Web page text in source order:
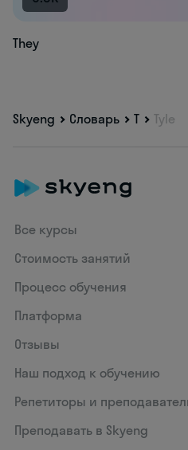
They
Skyeng Словарь T Tyle
Все курсы
Стоимость занятий
Процесс обучения
Платформа
Отзывы
Наш подход к обучению
Репетиторы и
Преподавать в Skyeng